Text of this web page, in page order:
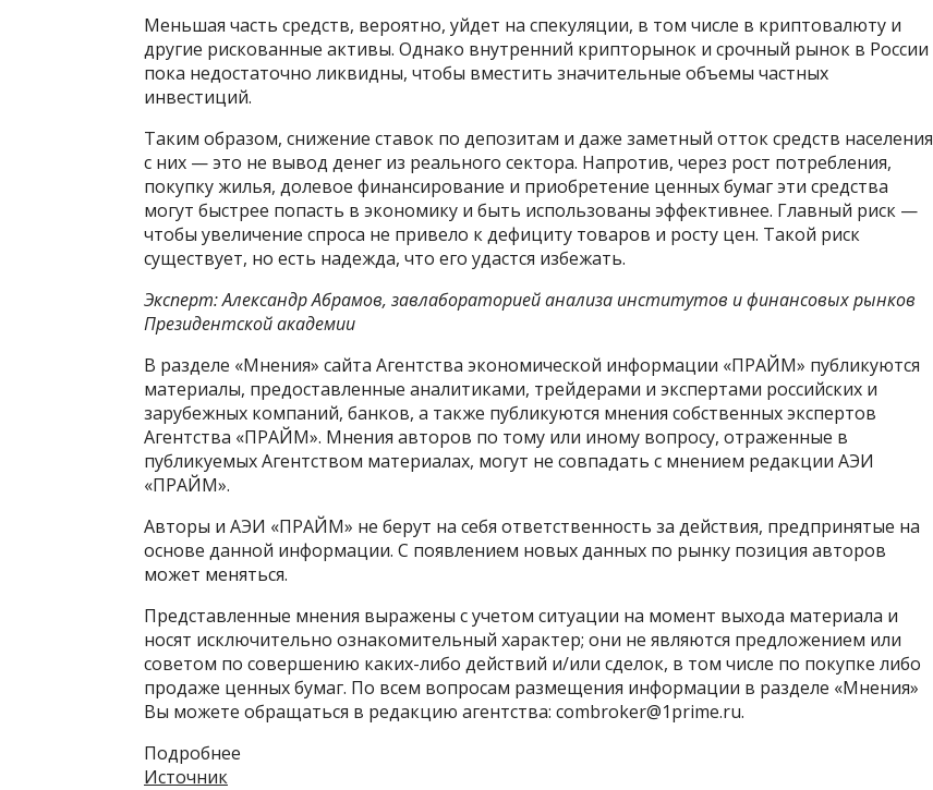
Меньшая часть средств, вероятно, уйдет на спекуляции, в том числе в криптовалюту и
другие рискованные активы. Однако внутренний крипторынок и срочный рынок в России
пока недостаточно ликвидны, чтобы вместить значительные объемы частных
инвестиций.
Таким образом, снижение ставок по депозитам и даже заметный отток средств населения
с них — это не вывод денег из реального сектора. Напротив, через рост потребления,
покупку жилья, долевое финансирование и приобретение ценных бумаг эти средства
могут быстрее попасть в экономику и быть использованы эффективнее. Главный риск —
чтобы увеличение спроса не привело к дефициту товаров и росту цен. Такой риск
существует, но есть надежда, что его удастся избежать.
Эксперт: Александр Абрамов, завлабораторией анализа институтов и финансовых рынков
Президентской академии
В разделе «Мнения» сайта Агентства экономической информации «ПРАЙМ» публикуются
материалы, предоставленные аналитиками, трейдерами и экспертами российских и
зарубежных компаний, банков, а также публикуются мнения собственных экспертов
Агентства «ПРАЙМ». Мнения авторов по тому или иному вопросу, отраженные в
публикуемых Агентством материалах, могут не совпадать с мнением редакции АЭИ
«ПРАЙМ».
Авторы и АЭИ «ПРАЙМ» не берут на себя ответственность за действия, предпринятые на
основе данной информации. С появлением новых данных по рынку позиция авторов
может меняться.
Представленные мнения выражены с учетом ситуации на момент выхода материала и
носят исключительно ознакомительный характер; они не являются предложением или
советом по совершению каких-либо действий и/или сделок, в том числе по покупке либо
продаже ценных бумаг. По всем вопросам размещения информации в разделе «Мнения»
Вы можете обращаться в редакцию агентства: combroker@1prime.ru.
Подробнее
Источник